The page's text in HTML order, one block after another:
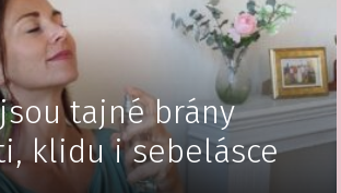
tajné brány
klidu i sebelásce